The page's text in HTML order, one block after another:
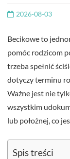
2026-08-03
Becikowe to
pomóc rodzicom
trzeba spełnić
dotyczy terminu
Ważne jest nie
wszystkim
lub położnej, co
Spis treści